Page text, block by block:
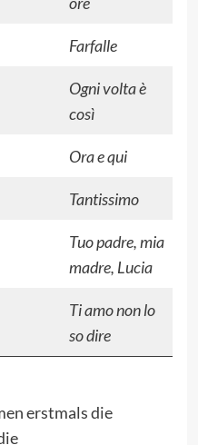
Farfalle
Ogni volta è
così
Ora e qui
Tantissimo
Tuo padre, mia
madre, Lucia
Ti amo non lo
so dire
erstmals die